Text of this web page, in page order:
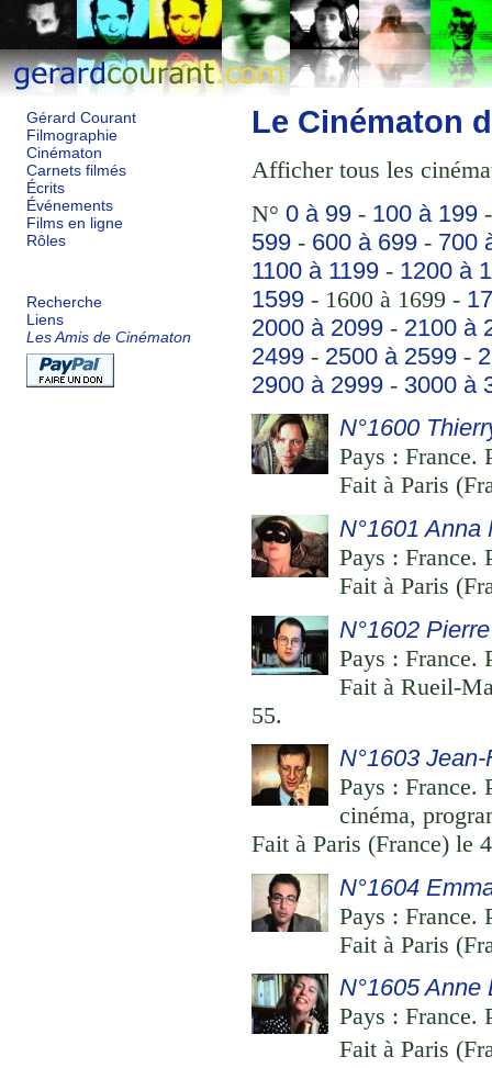
Gérard Courant
Filmographie
Cinématon
Carnets filmés
Écrits
Événements
Films en ligne
Rôles
Recherche
Liens
Les Amis de Cinématon
Le Cinématon
Afficher tous les
N°0 à 99 - 100 à 199
599 - 600 à 699 - 700
1100 à 1199 - 1200 à
1599 - 1600 à 1699 -
2000 à 2099 - 2100 à
2499 - 2500 à 2599 -
2900 à 2999 - 3000 à
N°1600
Pays : France.
Fait à Paris
N°1601 Anna
Pays : France.
Fait à Paris
N°1602
Pays : France.
Fait à Rueil-
55.
N°1603
Pays : France.
cinéma,
Fait à Paris (France) le
N°1604
Pays : France.
Fait à Paris
N°1605 Anne
Pays : France.
Fait à Paris